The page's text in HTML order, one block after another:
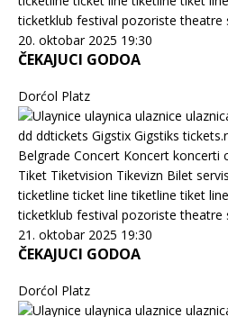
20. oktobar 2025 19:30
ČEKAJUCI GODOA
Dorćol Platz
21. oktobar 2025 19:30
ČEKAJUCI GODOA
Dorćol Platz